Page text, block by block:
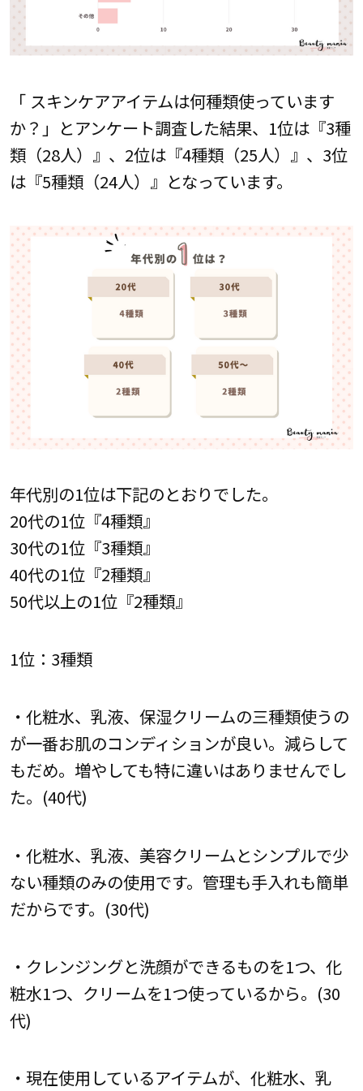
「 スキンケアアイテムは何種類使っています
か？」とアンケート調査した結果、1位は『3種
類（28人）』、2位は『4種類（25人）』、3位
は『5種類（24人）』となっています。
年代別の1位は下記のとおりでした。
20代の1位『4種類』
30代の1位『3種類』
40代の1位『2種類』
50代以上の1位『2種類』
1位：3種類
・化粧水、乳液、保湿クリームの三種類使うの
が一番お肌のコンディションが良い。減らして
もだめ。増やしても特に違いはありませんでし
た。(40代)
・化粧水、乳液、美容クリームとシンプルで少
ない種類のみの使用です。管理も手入れも簡単
だからです。(30代)
・クレンジングと洗顔ができるものを1つ、化
粧水1つ、クリームを1つ使っているから。(30
代)
・現在使用しているアイテムが、化粧水、乳